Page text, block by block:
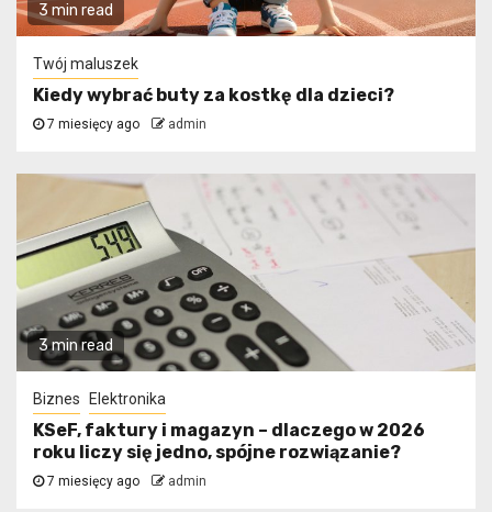
3 min read
Twój maluszek
Kiedy wybrać buty za kostkę dla dzieci?
7 miesięcy ago admin
3 min read
Biznes Elektronika
KSeF, faktury i magazyn – dlaczego w 2026
roku liczy się jedno, spójne rozwiązanie?
7 miesięcy ago admin